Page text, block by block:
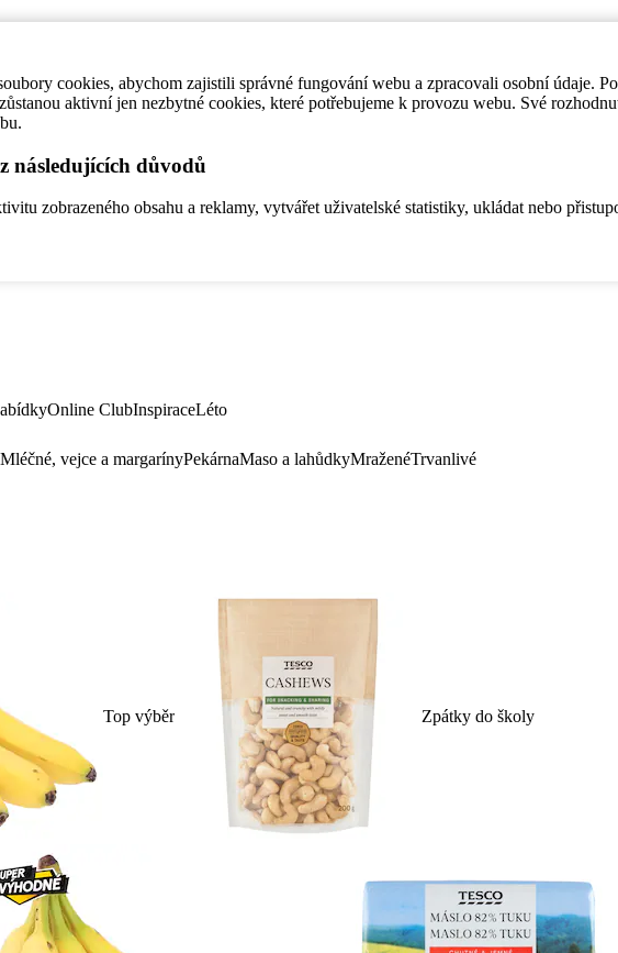
cookies, abychom zajistili správné fungování webu a zpracovali osobní údaje.
aktivní jen nezbytné cookies, které potřebujeme k provozu webu. Své
následujících důvodů
zobrazeného obsahu a reklamy, vytvářet uživatelské statistiky, ukládat nebo
Online ClubInspiraceLéto
Mléčné, vejce a margarínyPekárnaMaso a lahůdkyMraženéTrvanlivé
Top výběr Zpátky do školy